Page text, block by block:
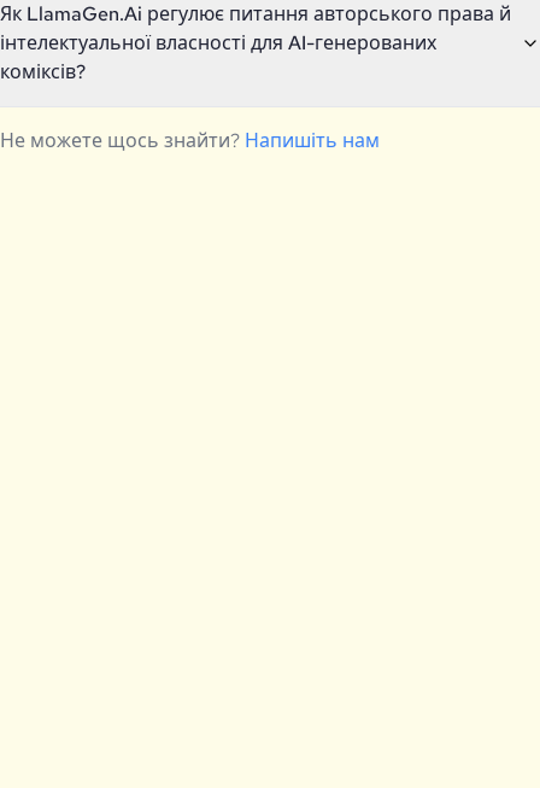
Як LlamaGen.Ai регулює питання авторського права й
інтелектуальної власності для AI-генерованих
коміксів?
Не можете щось знайти? Напишіть нам